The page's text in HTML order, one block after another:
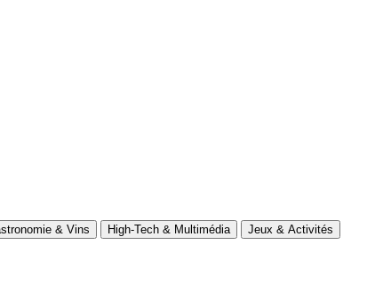
& Vins High-Tech & Multimédia
Jeux & Activités